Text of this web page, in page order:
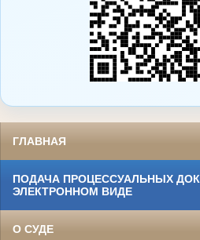
ГЛАВНАЯ
ПОДАЧА ПРОЦЕССУАЛЬНЫХ
ЭЛЕКТРОННОМ ВИДЕ
О СУДЕ